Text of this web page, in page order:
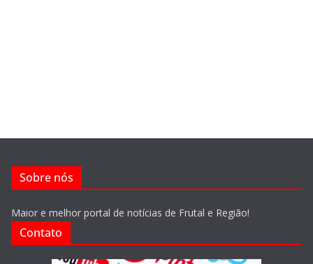
Sobre nós
Maior e melhor portal de notícias de Frutal e Região!
Contato